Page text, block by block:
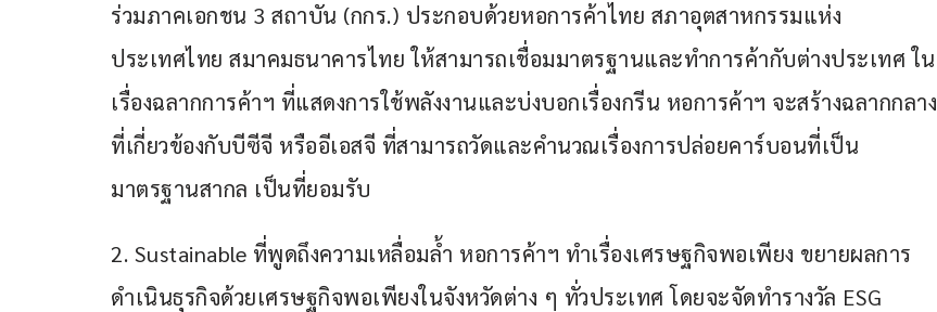
ร่วมภาคเอกชน 3 สถาบัน (กกร.) ประกอบด้วยหอการค้าไทย สภาอุตสาหกรรมแห่ง
ประเทศไทย สมาคมธนาคารไทย ให้สามารถเชื่อมมาตรฐานและทำการค้ากับต่างประเทศ ใน
เรื่องฉลากการค้าฯ ที่แสดงการใช้พลังงานและบ่งบอกเรื่องกรีน หอการค้าฯ จะสร้างฉลากกลาง
ที่เกี่ยวข้องกับบีซีจี หรืออีเอสจี ที่สามารถวัดและคำนวณเรื่องการปล่อยคาร์บอนที่เป็น
มาตรฐานสากล เป็นที่ยอมรับ
2. Sustainable ที่พูดถึงความเหลื่อมลํ้า หอการค้าฯ ทำเรื่องเศรษฐกิจพอเพียง ขยายผลการ
ดำเนินธุรกิจด้วยเศรษฐกิจพอเพียงในจังหวัดต่าง ๆ ทั่วประเทศ โดยจะจัดทำรางวัล ESG